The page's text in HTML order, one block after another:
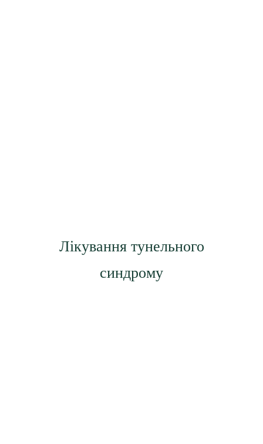
Лікування тунельного
синдрому